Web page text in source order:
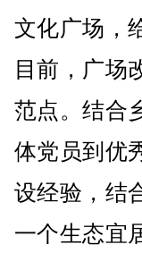
文化广场，
目前，广场
范点。结合
体党员到优
设经验，结
一个生态宜